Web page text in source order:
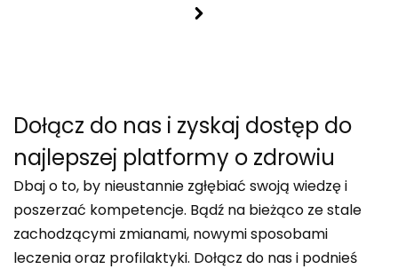
Dołącz do nas i zyskaj dostęp do
najlepszej platformy o zdrowiu
Dbaj o to, by nieustannie zgłębiać swoją wiedzę i
poszerzać kompetencje. Bądź na bieżąco ze stale
zachodzącymi zmianami, nowymi sposobami
leczenia oraz profilaktyki. Dołącz do nas i podnieś